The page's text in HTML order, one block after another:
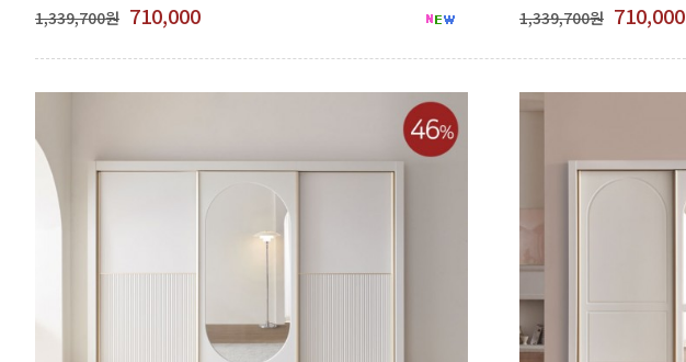
1,339,700원 710,000 1,339,700원 710,000